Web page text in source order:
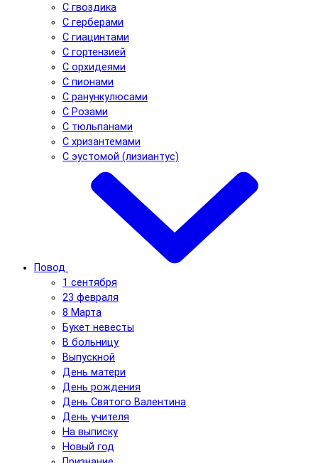
С гвоздика
С герберами
С гиацинтами
С гортензией
С орхидеями
С пионами
С ранункулюсами
С Розами
С тюльпанами
С хризантемами
С эустомой (лизиантус)
Повод
1 сентября
23 февраля
8 Марта
Букет невесты
В больницу
Выпускной
День матери
День рождения
День Святого Валентина
День учителя
На выписку
Новый год